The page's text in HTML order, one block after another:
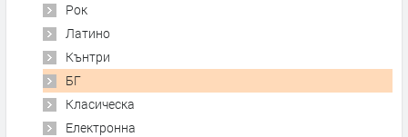
Рок
Латино
Кънтри
БГ
Класическа
Електронна